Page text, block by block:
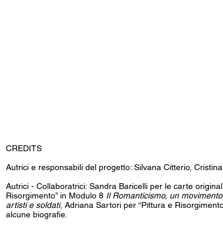
CREDITS
Autrici e responsabili del progetto: Silvana Citterio,
Autrici - Collaboratrici: Sandra Baricelli per le carte
Risorgimento” in Modulo 8 Il Romanticismo, un
artisti e soldati, Adriana Sartori per “Pittura e
alcune biografie.